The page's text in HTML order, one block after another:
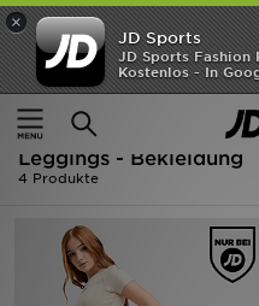
×
JD Sports
JD Sports Fashion
Kostenlos - In
Home
Ausverkauf | Under
Ausverkauf | Under
Leggings - Bekleidung
4 Produkte
ANGEBOTE
Neuheiten
Herren
Kinder